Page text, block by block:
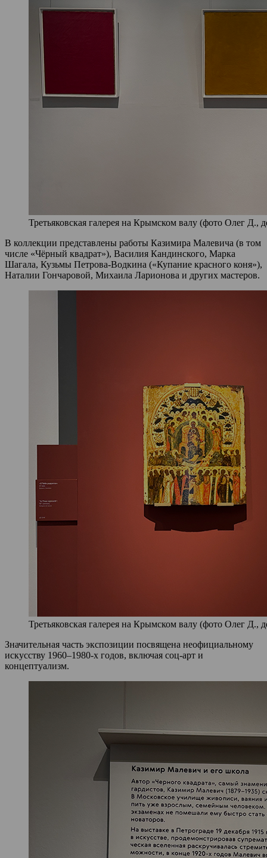
Третьяковская галерея на Крымском валу (фото Олег Д.,
В коллекции представлены работы Казимира Малевича (в том
числе «Чёрный квадрат»), Василия Кандинского, Марка
Шагала, Кузьмы Петрова-Водкина («Купание красного коня»),
Наталии Гончаровой, Михаила Ларионова и других мастеров.
Третьяковская галерея на Крымском валу (фото Олег Д.,
Значительная часть экспозиции посвящена неофициальному
искусству 1960–1980-х годов, включая соц-арт и
концептуализм.